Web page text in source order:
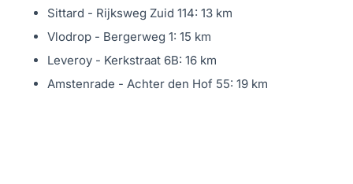
Sittard - Rijksweg Zuid 114: 13 km
Vlodrop - Bergerweg 1: 15 km
Leveroy - Kerkstraat 6B: 16 km
Amstenrade - Achter den Hof 55: 19 km